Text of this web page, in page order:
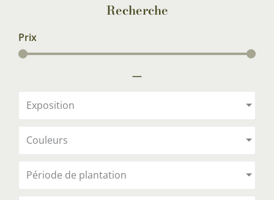
Recherche
Prix
—
Exposition
Couleurs
Période de plantation